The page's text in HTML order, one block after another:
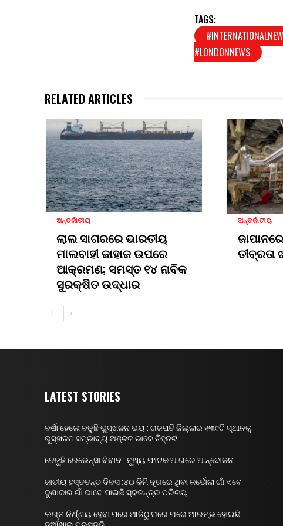
TAGS:
#LONDONNEWS
RELATED ARTICLES
ଅନ୍ତର୍ଜାତୀୟ
ଲାଲ ସାଗରରେ ଭାରତୀୟ
ମାଲବାହୀ ଜାହାଜ ଉପରେ
ଆକ୍ରମଣ; ସମସ୍ତ ୧୪ ନାବିକ
ସୁରକ୍ଷିତ ଉଦ୍ଧାର
ଅନ୍ତର୍ଜାତୀୟ
ତୀବ୍ରତା
LATEST STORIES
ବର୍ଷା ହେଲେ ବଢୁଛି ଭୁସ୍ଖଳନ ଭୟ : ଗଜପତି ଜିଲ୍ଲାର ୧୩୯ଟି ସ୍ଥାନକୁ
ଭୁସ୍ଖଳନ ସମ୍ଭାବ୍ୟ ଅଞ୍ଚଳ ଭାବେ ଚିହ୍ନଟ
ତେଜୁଛି ରେଭେନ୍ସା ବିବାଦ : ମୁଖ୍ୟ ଫାଟକ ଆଗରେ ଆନ୍ଦୋଳନ
ଜାତୀୟ ହସ୍ତତନ୍ତ ଦିବସ :୪୦ କିମି ଦୂରରେ ଥିବା କର୍ଡୋଲା ଗାଁ ଏବେ
ବୁଣାକାର ଗାଁ ଭାବେ ପାଇଛି ସ୍ବତନ୍ତ୍ର ପରିଚୟ
ଲଗ୍ନ ନିର୍ଣ୍ଣୟ ହେବା ପରେ ଆଜିଠୁ ଘରେ ଘରେ ଆରମ୍ଭ ହୋଇଛି